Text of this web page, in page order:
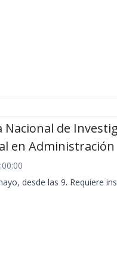
Nacional de
en Administración
desde las 9. Requiere